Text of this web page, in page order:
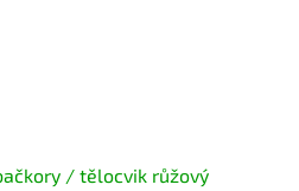
/ tělocvik růžový